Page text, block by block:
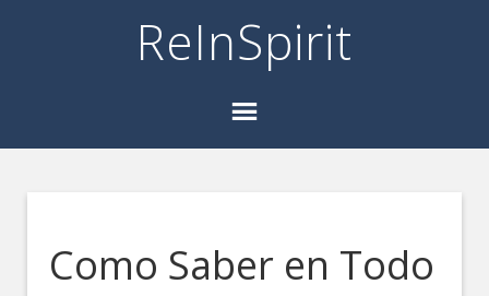
ReInSpirit
Como Saber en Todo